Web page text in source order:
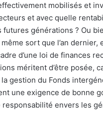
mobilisés et
et avec quelle
futures générations ? Ou
sort que l’an dernier,
d’une loi de finances
méritent d’être posée,
gestion du Fonds
une exigence de bonne
responsabilité envers les